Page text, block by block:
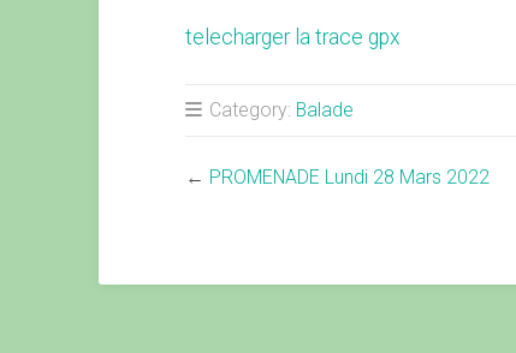
telecharger la trace gpx
Category: Balade
← PROMENADE Lundi 28 Mars 2022